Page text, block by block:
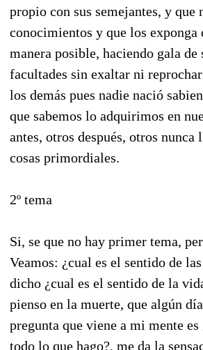
propio con sus semejantes, y que
conocimientos y que los exponga
manera posible, haciendo gala de
facultades sin exaltar ni
los demás pues nadie nació
que sabemos lo adquirimos en
antes, otros después, otros nunca
cosas primordiales.
2º tema
Si, se que no hay primer tema,
Veamos: ¿cual es el sentido de
dicho ¿cual es el sentido de la
pienso en la muerte, que algún
pregunta que viene a mi mente es
todo lo que hago?, me da la